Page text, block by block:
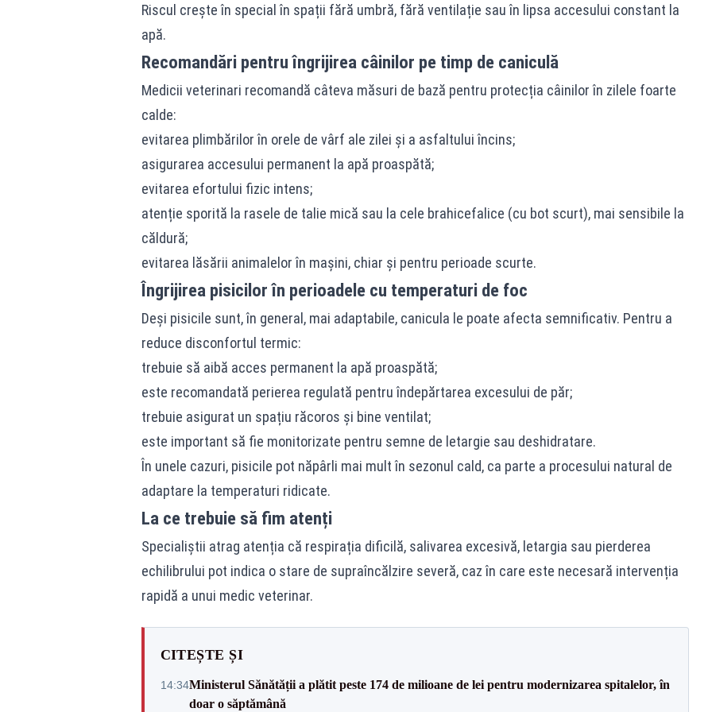
Riscul crește în special în spații fără umbră, fără ventilație sau în lipsa accesului constant la
apă.
Recomandări pentru îngrijirea câinilor pe timp de caniculă
Medicii veterinari recomandă câteva măsuri de bază pentru protecția câinilor în zilele foarte
calde:
evitarea plimbărilor în orele de vârf ale zilei și a asfaltului încins;
asigurarea accesului permanent la apă proaspătă;
evitarea efortului fizic intens;
atenție sporită la rasele de talie mică sau la cele brahicefalice (cu bot scurt), mai sensibile la
căldură;
evitarea lăsării animalelor în mașini, chiar și pentru perioade scurte.
Îngrijirea pisicilor în perioadele cu temperaturi de foc
Deși pisicile sunt, în general, mai adaptabile, canicula le poate afecta semnificativ. Pentru a
reduce disconfortul termic:
trebuie să aibă acces permanent la apă proaspătă;
este recomandată perierea regulată pentru îndepărtarea excesului de păr;
trebuie asigurat un spațiu răcoros și bine ventilat;
este important să fie monitorizate pentru semne de letargie sau deshidratare.
În unele cazuri, pisicile pot năpârli mai mult în sezonul cald, ca parte a procesului natural de
adaptare la temperaturi ridicate.
La ce trebuie să fim atenți
Specialiștii atrag atenția că respirația dificilă, salivarea excesivă, letargia sau pierderea
echilibrului pot indica o stare de supraîncălzire severă, caz în care este necesară intervenția
rapidă a unui medic veterinar.
CITEȘTE ȘI
14:34Ministerul Sănătății a plătit peste 174 de milioane de lei pentru modernizarea spitalelor, în
doar o săptămână